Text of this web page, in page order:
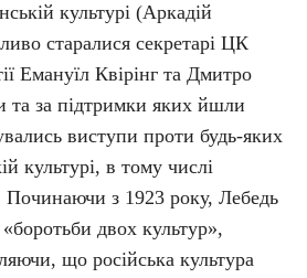
культурі (Аркадій
старалися секретарі ЦК
Емануїл Квірінг та Дмитро
та за підтримки яких йшли
виступи проти будь-яких
культурі, в тому числі
Починаючи з 1923 року, Лебедь
двох культур»,
що російська культура